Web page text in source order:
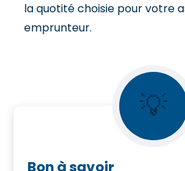
la quotité choisie pour votre
emprunteur.
💡
Bon à savoir